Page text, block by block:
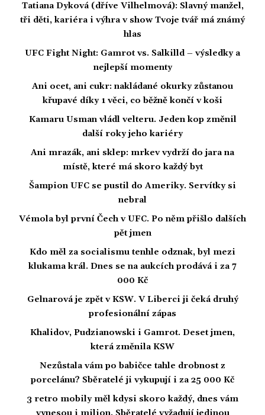
Tatiana Dyková (dříve Vilhelmová): Slavný manžel,
tři děti, kariéra i výhra v show Tvoje tvář má známý
hlas
UFC Fight Night: Gamrot vs. Salkilld – výsledky a
nejlepší momenty
Ani ocet, ani cukr: nakládané okurky zůstanou
křupavé díky 1 věci, co běžně končí v koši
Kamaru Usman vládl velteru. Jeden kop změnil
další roky jeho kariéry
Ani mrazák, ani sklep: mrkev vydrží do jara na
místě, které má skoro každý byt
Šampion UFC se pustil do Ameriky. Servítky si
nebral
Vémola byl první Čech v UFC. Po něm přišlo dalších
pět jmen
Kdo měl za socialismu tenhle odznak, byl mezi
klukama král. Dnes se na aukcích prodává i za 7
000 Kč
Gelnarová je zpět v KSW. V Liberci ji čeká druhý
profesionální zápas
Khalidov, Pudzianowski i Gamrot. Deset jmen,
která změnila KSW
Nezůstala vám po babičce tahle drobnost z
porcelánu? Sběratelé ji vykupují i za 25 000 Kč
3 retro mobily měl kdysi skoro každý, dnes vám